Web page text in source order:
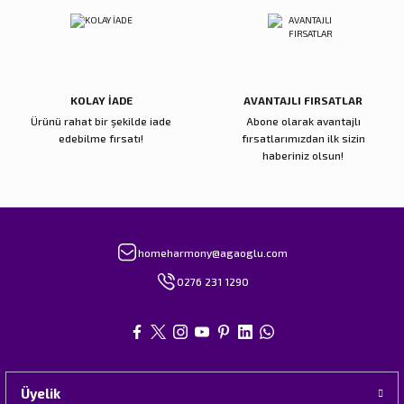
KOLAY İADE
Ürünü rahat bir şekilde iade
edebilme fırsatı!
AVANTAJLI FIRSATLAR
Abone olarak avantajlı
fırsatlarımızdan ilk sizin
haberiniz olsun!
homeharmony@agaoglu.com
0276 231 1290
Üyelik